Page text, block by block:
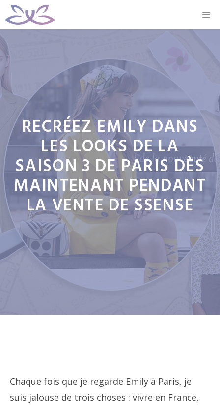
Aller
au
contenu
RECRÉEZ EMILY DANS
LES LOOKS DE LA
SAISON 3 DE PARIS DÈS
MAINTENANT PENDANT
LA VENTE DE SSENSE
Chaque fois que je regarde Emily à Paris, je
suis jalouse de trois choses : vivre en France,